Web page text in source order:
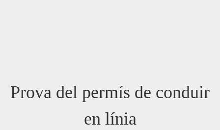
Prova del permís de conduir
en línia